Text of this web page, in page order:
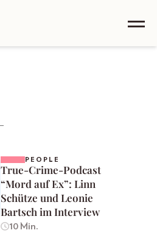
PEOPLE
True-Crime-Podcast
“Mord auf Ex”: Linn
Schütze und Leonie
Bartsch im Interview
10 Min.